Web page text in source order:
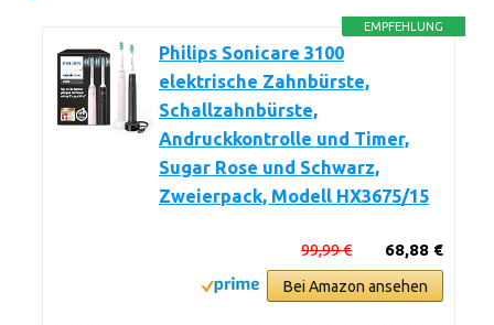
EMPFEHLUNG
Philips Sonicare 3100
elektrische Zahnbürste,
Schallzahnbürste,
Andruckkontrolle und Timer,
Sugar Rose und Schwarz,
Zweierpack, Modell HX3675/15
68,88 €
99,99 €
Bei Amazon ansehen